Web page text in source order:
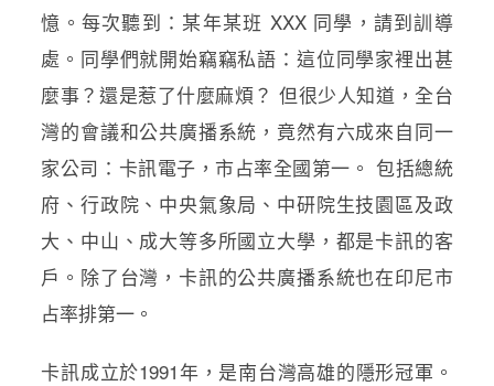
憶。每次聽到：某年某班 XXX 同學，請到訓導
處。同學們就開始竊竊私語：這位同學家裡出甚
麼事？還是惹了什麼麻煩？ 但很少人知道，全台
灣的會議和公共廣播系統，竟然有六成來自同一
家公司：卡訊電子，市占率全國第一。 包括總統
府、行政院、中央氣象局、中研院生技園區及政
大、中山、成大等多所國立大學，都是卡訊的客
戶。除了台灣，卡訊的公共廣播系統也在印尼市
占率排第一。
卡訊成立於1991年，是南台灣高雄的隱形冠軍。